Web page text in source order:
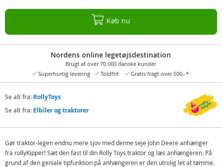
Køb nu
Nordens online legetøjsdestination
Brugt af over 70.000 danske kunder
Superhurtig levering
Toldfrit Gratis fragt over 500,-*
Se alt fra: RollyToys
Se alt fra: Elbiler og traktorer
Gør traktor-legen endnu mere sjov med denne seje John Deere anhænger
fra rollyKipper! Sæt den fast til din Rolly Toys traktor og læs anhængeren. På
grund af den geniale tipfunktion på anhængeren er den utrolig let at tømme.